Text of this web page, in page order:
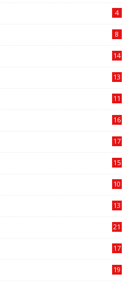
4
8
14
13
11
16
17
15
10
13
21
17
19